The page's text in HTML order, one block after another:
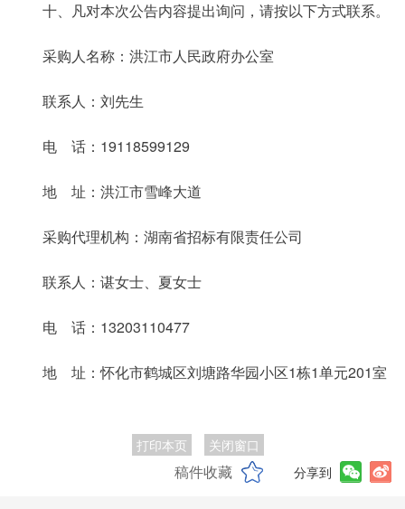
十、凡对本次公告内容提出询问，请按以下方式联系。
采购人名称：洪江市人民政府办公室
联系人：刘先生
电 话：19118599129
地 址：洪江市雪峰大道
采购代理机构：湖南省招标有限责任公司
联系人：谌女士、夏女士
电 话：13203110477
地 址：怀化市鹤城区刘塘路华园小区1栋1单元201室
打印本页 关闭窗口
稿件收藏 分享到